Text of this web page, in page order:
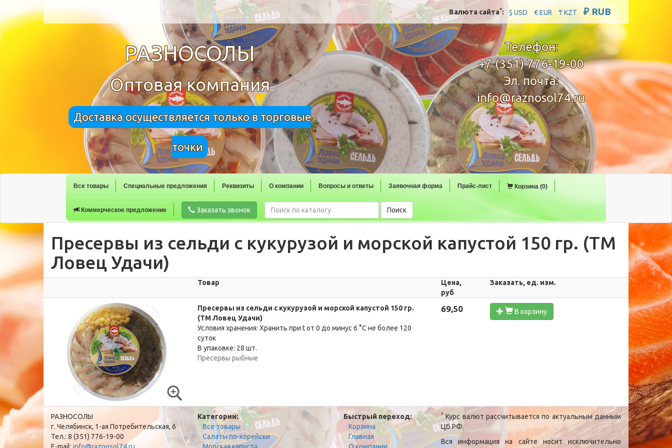
$ USD € EUR ₸ KZT ₽ RUB
Валюта сайта*:
РАЗНОСОЛЫ
Оптовая компания
Доставка осуществляется только в торговые
точки
Телефон:
+7 (351) 776-19-00
Эл. почта:
info@raznosol74.ru
Все товары Специальные предложения Реквизиты О компании Вопросы и ответы Заявочная форма Прайс-лист Корзина (0)
Коммерческое предложение Заказать звонок Поиск
Пресервы из сельди с кукурузой и морской капустой 150 гр. (ТМ
Ловец Удачи)
Товар
Цена,
руб
Заказать, ед. изм.
Пресервы из сельди с кукурузой и морской капустой 150 гр.
(ТМ Ловец Удачи)
Условия хранения: Хранить при t от 0 до минус 6 °C не более 120
суток
В упаковке: 28 шт.
Пресервы рыбные
69,50 В корзину
РАЗНОСОЛЫ
г. Челябинск, 1-ая Потребительская, 6
Тел.: 8 (351) 776-19-00
Категории:
Все товары
Салаты по-корейски
Быстрый переход:
Корзина
Главная
*Курс валют рассчитывается по актуальным данным
ЦБ РФ.
Вся информация на сайте носит исключительно